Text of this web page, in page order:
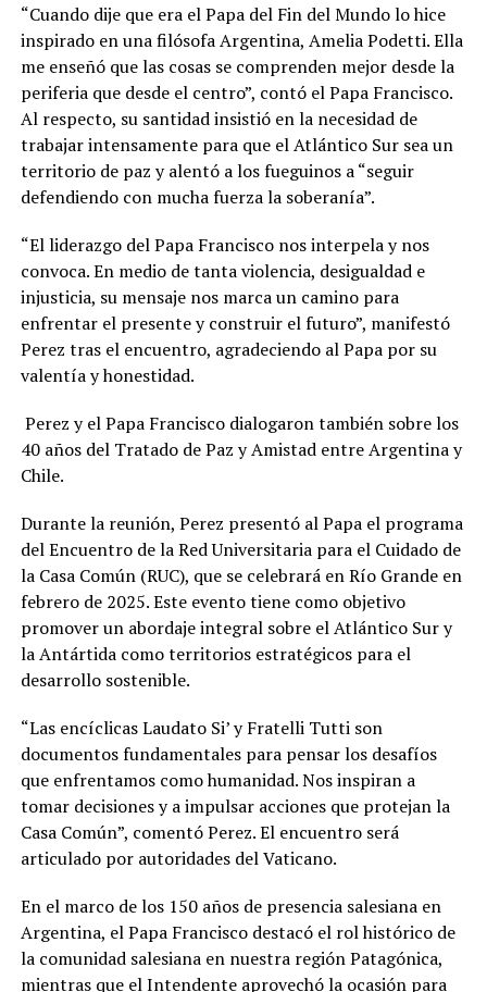
“Cuando dije que era el Papa del Fin del Mundo lo hice
inspirado en una filósofa Argentina, Amelia Podetti. Ella
me enseñó que las cosas se comprenden mejor desde la
periferia que desde el centro”, contó el Papa Francisco.
Al respecto, su santidad insistió en la necesidad de
trabajar intensamente para que el Atlántico Sur sea un
territorio de paz y alentó a los fueguinos a “seguir
defendiendo con mucha fuerza la soberanía”.
“El liderazgo del Papa Francisco nos interpela y nos
convoca. En medio de tanta violencia, desigualdad e
injusticia, su mensaje nos marca un camino para
enfrentar el presente y construir el futuro”, manifestó
Perez tras el encuentro, agradeciendo al Papa por su
valentía y honestidad.
Perez y el Papa Francisco dialogaron también sobre los
40 años del Tratado de Paz y Amistad entre Argentina y
Chile.
Durante la reunión, Perez presentó al Papa el programa
del Encuentro de la Red Universitaria para el Cuidado de
la Casa Común (RUC), que se celebrará en Río Grande en
febrero de 2025. Este evento tiene como objetivo
promover un abordaje integral sobre el Atlántico Sur y
la Antártida como territorios estratégicos para el
desarrollo sostenible.
“Las encíclicas Laudato Si’ y Fratelli Tutti son
documentos fundamentales para pensar los desafíos
que enfrentamos como humanidad. Nos inspiran a
tomar decisiones y a impulsar acciones que protejan la
Casa Común”, comentó Perez. El encuentro será
articulado por autoridades del Vaticano.
En el marco de los 150 años de presencia salesiana en
Argentina, el Papa Francisco destacó el rol histórico de
la comunidad salesiana en nuestra región Patagónica,
mientras que el Intendente aprovechó la ocasión para